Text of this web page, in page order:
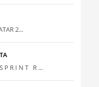
2...
P R I N T R ...